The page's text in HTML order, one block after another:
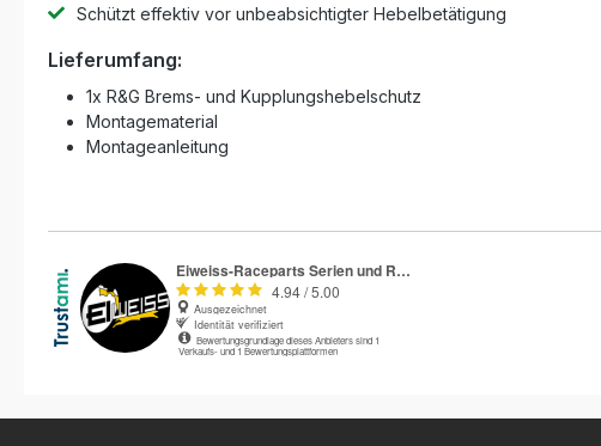
Schützt effektiv vor unbeabsichtigter Hebelbetätigung
Lieferumfang:
1x R&G Brems- und Kupplungshebelschutz
Montagematerial
Montageanleitung